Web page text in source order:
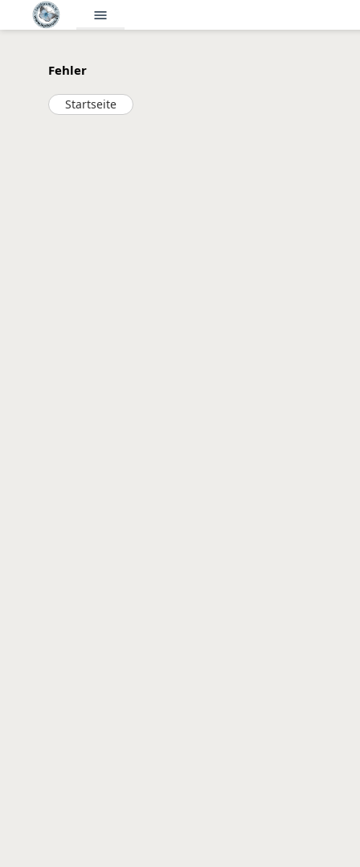
menu
Fehler
Startseite